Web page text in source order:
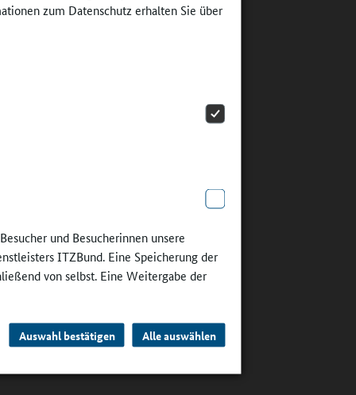
zum Datenschutz erhalten Sie über
und Besucherinnen unsere
ITZBund. Eine Speicherung der
von selbst. Eine Weitergabe der
Auswahl bestätigen Alle auswählen